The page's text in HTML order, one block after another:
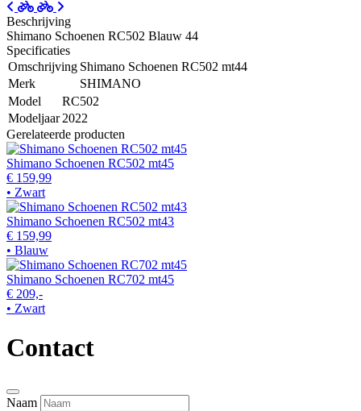
Beschrijving
Shimano Schoenen RC502 Blauw 44
Specificaties
Omschrijving Shimano Schoenen RC502 mt44
Merk
SHIMANO
Model
RC502
Modeljaar 2022
Gerelateerde producten
Shimano Schoenen RC502 mt45
€ 159,99
• Zwart
Shimano Schoenen RC502 mt43
€ 159,99
• Blauw
Shimano Schoenen RC702 mt45
€ 209,-
• Zwart
Contact
Naam